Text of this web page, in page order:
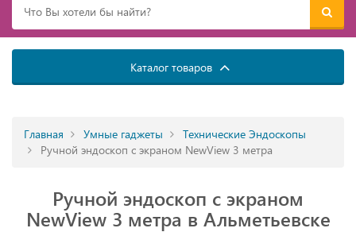
Каталог товаров
Главная Умные гаджеты
Технические Эндоскопы
Ручной эндоскоп с экраном NewView 3 метра
Ручной эндоскоп с экраном
NewView 3 метра в Альметьевске